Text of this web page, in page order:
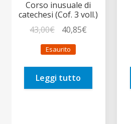
Corso inusuale di
catechesi (Cof. 3 voll.)
43,00€
prezzo
originale
era:
43,00€.
40,85€
è:
Esaurito
Leggi tutto